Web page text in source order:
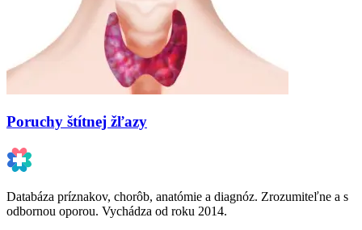
Poruchy štítnej žľazy
Databáza príznakov, chorôb, anatómie a diagnóz. Zrozumiteľne a s
odbornou oporou. Vychádza od roku 2014.